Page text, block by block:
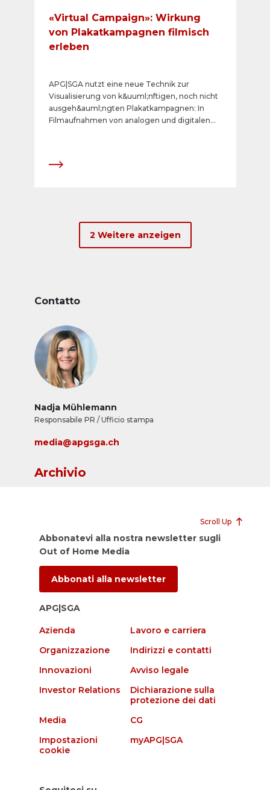
«Virtual Campaign»: Wirkung
von Plakatkampagnen filmisch
erleben
APG|SGA nutzt eine neue Technik zur
Visualisierung von k&uuml;nftigen, noch nicht
ausgeh&auml;ngten Plakatkampagnen: In
Filmaufnahmen von analogen und digitalen
Animationen integriert werden. Dies so
2 Weitere anzeigen
Contatto
Nadja Mühlemann
Responsabile PR / Ufficio stampa
media@apgsga.ch
Archivio
Scroll Up
Abbonatevi alla nostra newsletter sugli
Out of Home Media
Abbonati alla newsletter
APG|SGA
Azienda
Lavoro e carriera
Organizzazione
Indirizzi e contatti
Innovazioni
Avviso legale
Investor Relations
Dichiarazione sulla
protezione dei dati
Media
CG
Impostazioni
cookie
myAPG|SGA